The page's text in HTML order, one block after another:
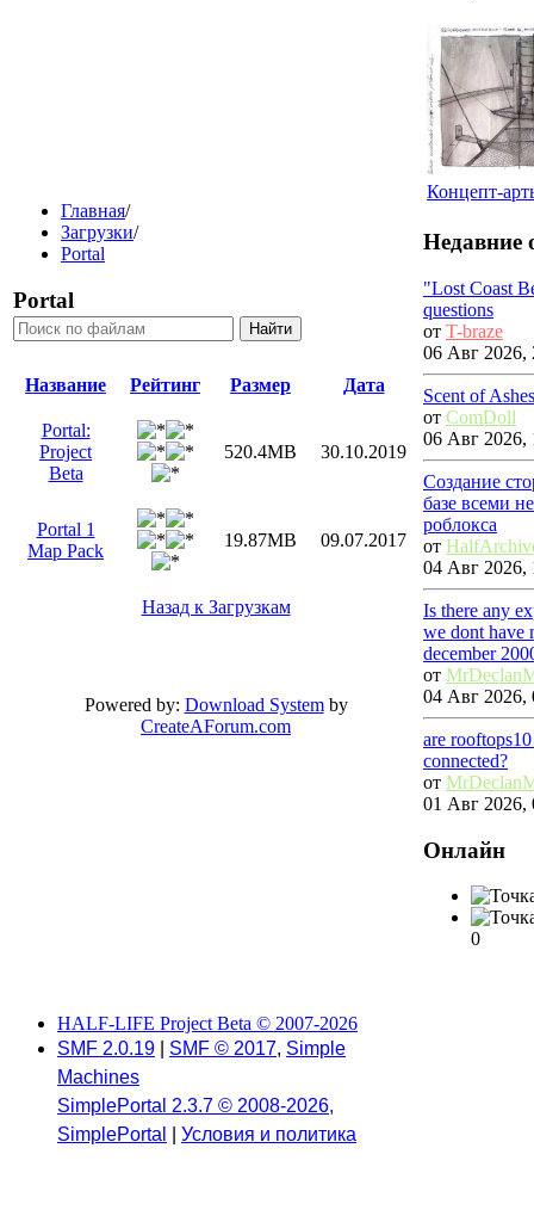
Главная/
Загрузки/
Portal
Portal
Название Рейтинг Размер Дата
Portal:
Project
Beta
520.4MB 30.10.2019
Portal 1
Map Pack
19.87MB 09.07.2017
Назад к Загрузкам
Powered by: Download Systemby
CreateAForum.com
Концепт-
Недавние
"Lost Coast
questions
от T-braze
06 Авг 2026,
Scent of Ashes
от ComDoll
06 Авг 2026,
Создание
базе всеми
роблокса
от
04 Авг 2026,
Is there any
we dont have
december
от
04 Авг 2026,
are
connected?
от
01 Авг 2026,
Онлайн
0
HALF-LIFE Project Beta © 2007-2026
SMF 2.0.19
SMF © 2017, Simple
Machines
SimplePortal 2.3.7 © 2008-2026,
SimplePortal
Условия и политика